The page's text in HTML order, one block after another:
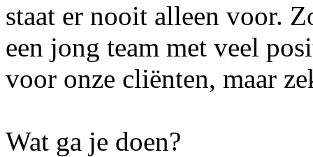
staat er nooit alleen voor.
een jong team met veel
voor onze cliënten, maar
Wat ga je doen?